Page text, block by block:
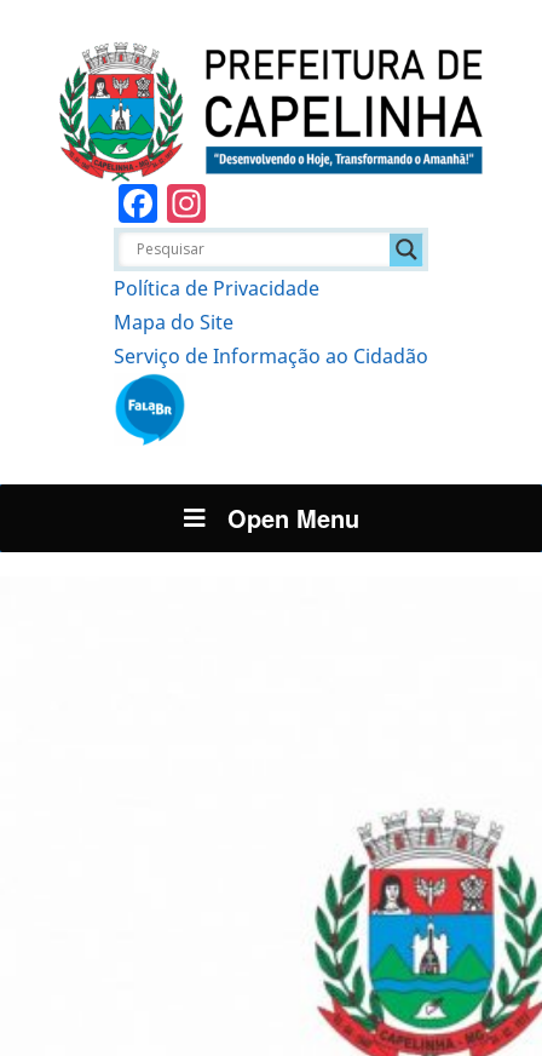
Facebook
Política de Privacidade
Mapa do Site
Serviço de Informação ao Cidadão
Open Menu